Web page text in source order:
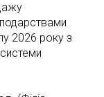
2026 року з